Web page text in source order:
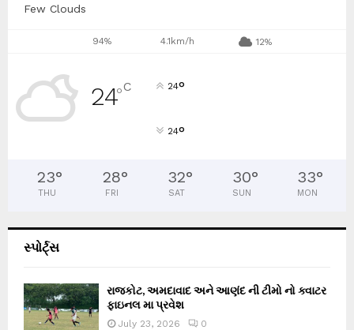
Few Clouds
94% 4.1km/h 12%
24°C 24°
24°
23°
THU
28°
FRI
32°
SAT
30°
SUN
33°
MON
સ્પોર્ટ્સ
રાજકોટ, અમદાવાદ અને આણંદ ની ટીમો નો ક્વાટર
ફાઇનલ મા પ્રવેશ
July 23, 2026 0